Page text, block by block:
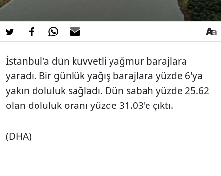
İstanbul'a dün kuvvetli yağmur barajlara
yaradı. Bir günlük yağış barajlara yüzde 6'ya
yakın doluluk sağladı. Dün sabah yüzde 25.62
olan doluluk oranı yüzde 31.03'e çıktı.
(DHA)